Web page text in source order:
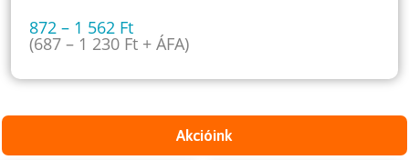
872– 1 562 Ft
(687– 1 230 Ft + ÁFA)
Akcióink